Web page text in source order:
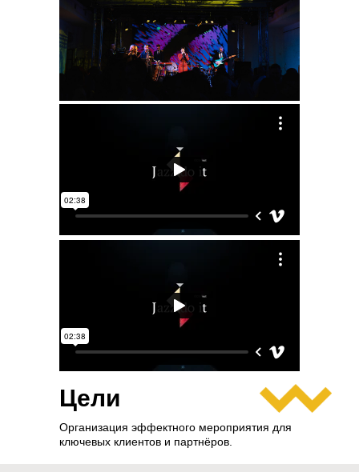
Цели
Организация эффектного мероприятия для
ключевых клиентов и партнёров.